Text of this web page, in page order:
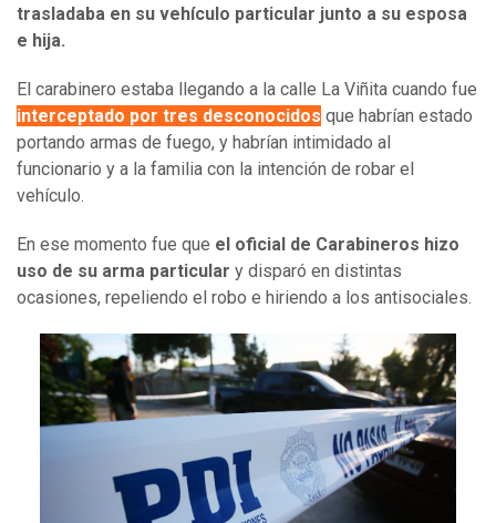
trasladaba en su vehículo particular junto a su esposa
e hija.
El carabinero estaba llegando a la calle La Viñita cuando fue
interceptado por tres desconocidos que habrían estado
portando armas de fuego, y habrían intimidado al
funcionario y a la familia con la intención de robar el
vehículo.
En ese momento fue que el oficial de Carabineros hizo
uso de su arma particular y disparó en distintas
ocasiones, repeliendo el robo e hiriendo a los antisociales.